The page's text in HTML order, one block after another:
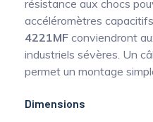
résistance aux chocs
accéléromètres capacitifs
4221MF conviendront
industriels sévères. Un
permet un montage
Dimensions